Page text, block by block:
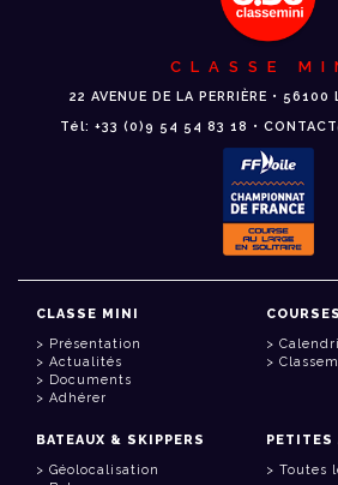
CLASSE
22 AVENUE DE LA PERRIÈRE •
Tél: +33 (0)9 54 54 83 18 •
CLASSE MINI
Présentation
Actualités
Documents
Adhérer
COURSES
BATEAUX & SKIPPERS
Géolocalisation
PETITES
Toutes